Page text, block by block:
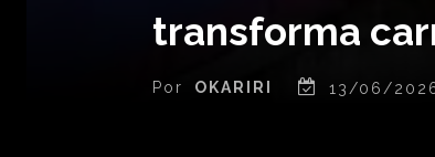
transforma
Por OKARIRI 13/06/